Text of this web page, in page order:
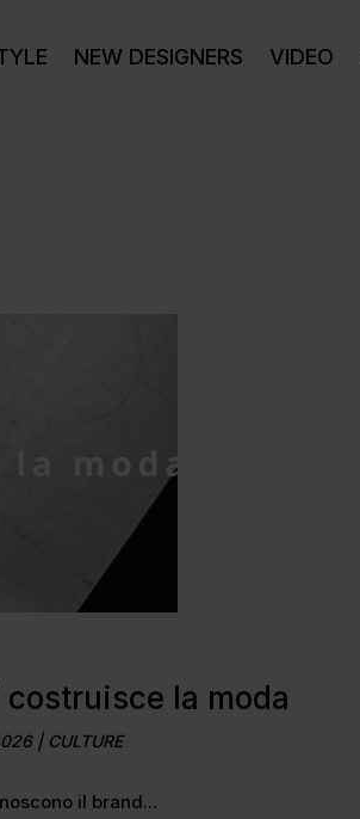
NEW DESIGNERS VIDEO
la moda
| CULTURE
il brand...